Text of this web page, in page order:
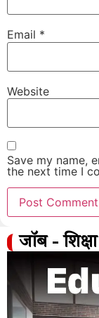
Email *
Website
Save my name,
the next time I
जॉब - शिक्षा